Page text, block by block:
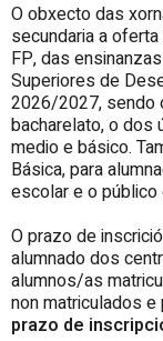
O obxecto das
secundaria a
FP, das
Superiores de
2026/2027, sendo
bacharelato, o dos
medio e básico.
Básica, para
escolar e o público
O prazo de
alumnado dos
alumnos/as
non matriculados
prazo de